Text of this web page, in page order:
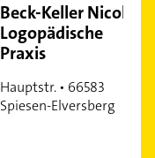
Beck-Keller Nicole
Logopädische
Praxis
Hauptstr. • 66583
Spiesen-Elversberg